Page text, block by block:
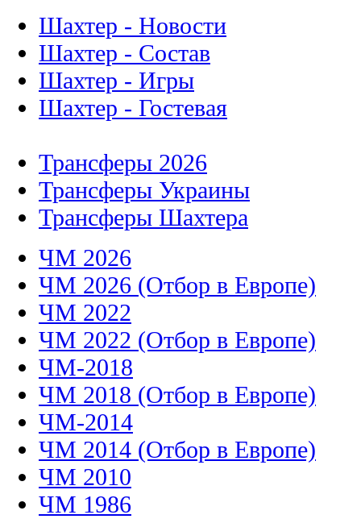
Шахтер - Новости
Шахтер - Состав
Шахтер - Игры
Шахтер - Гостевая
Трансферы 2026
Трансферы Украины
Трансферы Шахтера
ЧМ 2026
ЧМ 2026 (Отбор в Европе)
ЧМ 2022
ЧМ 2022 (Отбор в Европе)
ЧМ-2018
ЧМ 2018 (Отбор в Европе)
ЧМ-2014
ЧМ 2014 (Отбор в Европе)
ЧМ 2010
ЧМ 1986